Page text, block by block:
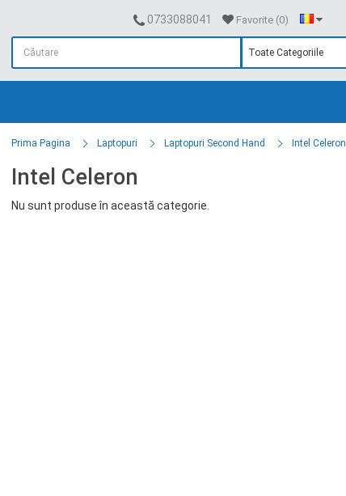
0733088041 Favorite (0)
Prima Pagina Laptopuri Laptopuri Second Hand Intel Celeron
Intel Celeron
Nu sunt produse în această categorie.